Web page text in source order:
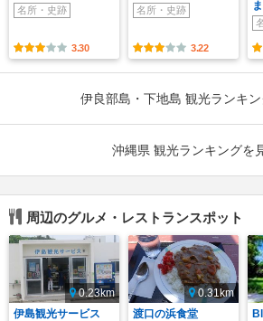
名所・史跡
3.30
名所・史跡
3.22
ま
伊良部島・下地島 観光ランキ
沖縄県 観光ランキングを
周辺のグルメ・レストランスポット
0.23km
伊島観光サービス
0.31km
渡口の浜食堂